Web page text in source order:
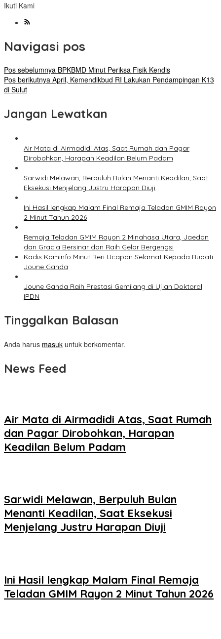
Ikuti Kami
Navigasi pos
Pos sebelumnya BPKBMD Minut Periksa Fisik Kendis
Pos berikutnya April, Kemendikbud RI Lakukan Pendampingan K13
di Sulut
Jangan Lewatkan
Air Mata di Airmadidi Atas, Saat Rumah dan Pagar
Dirobohkan, Harapan Keadilan Belum Padam
Sarwidi Melawan, Berpuluh Bulan Menanti Keadilan, Saat
Eksekusi Menjelang Justru Harapan Diuji
Ini Hasil lengkap Malam Final Remaja Teladan GMIM Rayon
2 Minut Tahun 2026
Remaja Teladan GMIM Rayon 2 Minahasa Utara, Jaedon
dan Gracia Bersinar dan Raih Gelar Bergengsi
Kadis Kominfo Minut Beri Ucapan Selamat Kepada Bupati
Joune Ganda
Joune Ganda Raih Prestasi Gemilang di Ujian Doktoral
IPDN
Tinggalkan Balasan
Anda harus masuk untuk berkomentar.
News Feed
Air Mata di Airmadidi Atas, Saat Rumah
dan Pagar Dirobohkan, Harapan
Keadilan Belum Padam
Sarwidi Melawan, Berpuluh Bulan
Menanti Keadilan, Saat Eksekusi
Menjelang Justru Harapan Diuji
Ini Hasil lengkap Malam Final Remaja
Teladan GMIM Rayon 2 Minut Tahun 2026